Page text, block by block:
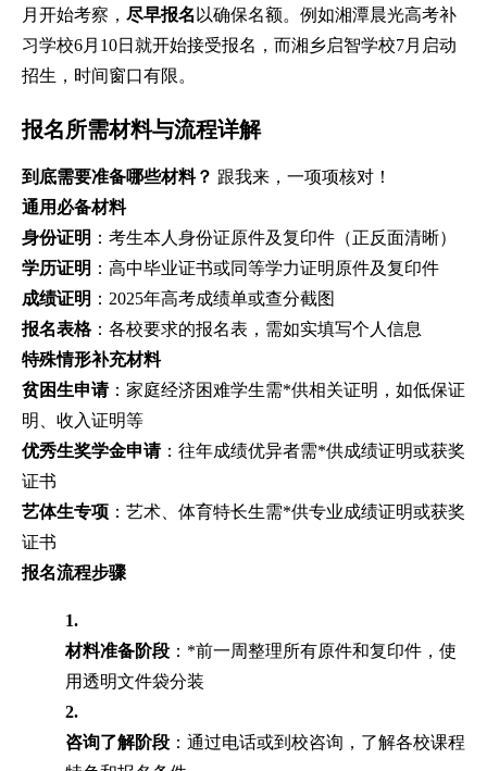
月开始考察， 尽早报名 以确保名额。例如湘潭晨光高考补
习学校6月10日就开始接受报名，而湘乡启智学校7月启动
招生，时间窗口有限。
报名所需材料与流程详解
到底需要准备哪些材料？ 跟我来，一项项核对！
通用必备材料
身份证明 ：考生本人身份证原件及复印件（正反面清晰）
学历证明 ：高中毕业证书或同等学力证明原件及复印件
成绩证明 ：2025年高考成绩单或查分截图
报名表格：各校要求的报名表，需如实填写个人信息
特殊情形补充材料
贫困生申请：家庭经济困难学生需*供相关证明，如低保证
明、收入证明等
优秀生奖学金申请：往年成绩优异者需*供成绩证明或获奖
证书
艺体生专项 ：艺术、体育特长生需*供专业成绩证明或获奖
证书
报名流程步骤
1.
材料准备阶段 ：*前一周整理所有原件和复印件，使
用透明文件袋分装
2.
咨询了解阶段 ：通过电话或到校咨询，了解各校课程